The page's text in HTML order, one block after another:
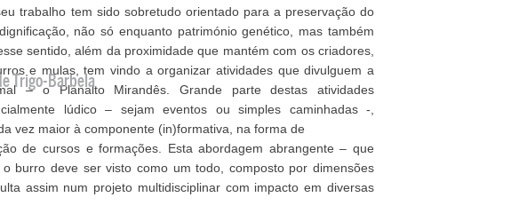
trabalho tem sido sobretudo orientado para a preservação do
não só enquanto património genético, mas também
sentido, além da proximidade que mantém com os criadores,
e mulas, tem vindo a organizar atividades que divulguem a
– o Planalto Mirandês. Grande parte destas atividades
lúdico – sejam eventos ou simples caminhadas -,
vez maior à componente (in)formativa, na forma de
de cursos e formações. Esta abordagem abrangente – que
burro deve ser visto como um todo, composto por dimensões
assim num projeto multidisciplinar com impacto em diversas
Trigo-Barbela